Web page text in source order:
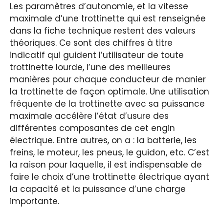
Les paramètres d’autonomie, et la vitesse
maximale d’une trottinette qui est renseignée
dans la fiche technique restent des valeurs
théoriques. Ce sont des chiffres à titre
indicatif qui guident l’utilisateur de toute
trottinette lourde, l’une des meilleures
manières pour chaque conducteur de manier
la trottinette de façon optimale. Une utilisation
fréquente de la trottinette avec sa puissance
maximale accélère l’état d’usure des
différentes composantes de cet engin
électrique. Entre autres, on a : la batterie, les
freins, le moteur, les pneus, le guidon, etc. C’est
la raison pour laquelle, il est indispensable de
faire le choix d’une trottinette électrique ayant
la capacité et la puissance d’une charge
importante.